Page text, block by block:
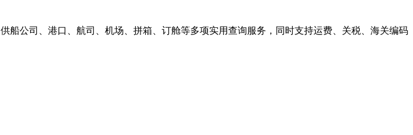
公司、港口、航司、机场、拼箱、订舱等多项实用查询服务，同时支持运费、关税、海关编码